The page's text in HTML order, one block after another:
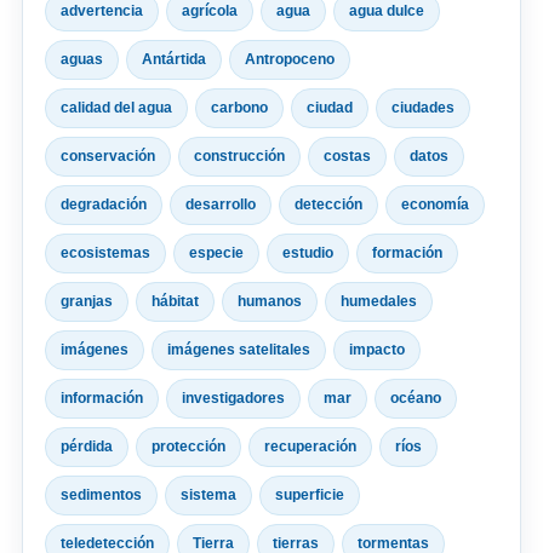
advertencia agrícola agua agua dulce
aguas Antártida Antropoceno
calidad del agua carbono ciudad ciudades
conservación construcción costas datos
degradación desarrollo detección economía
ecosistemas especie estudio formación
granjas hábitat humanos humedales
imágenes imágenes satelitales impacto
información investigadores mar océano
pérdida protección recuperación ríos
sedimentos sistema superficie
teledetección Tierra tierras tormentas